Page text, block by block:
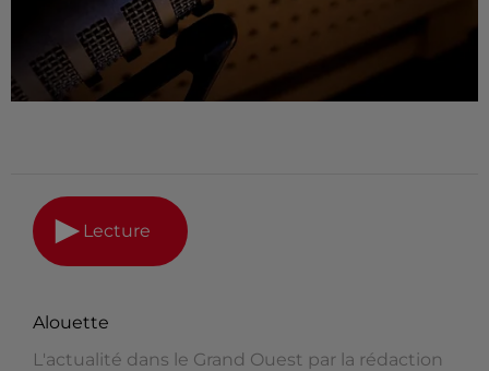
Lecture
Alouette
L'actualité dans le Grand Ouest par la rédaction